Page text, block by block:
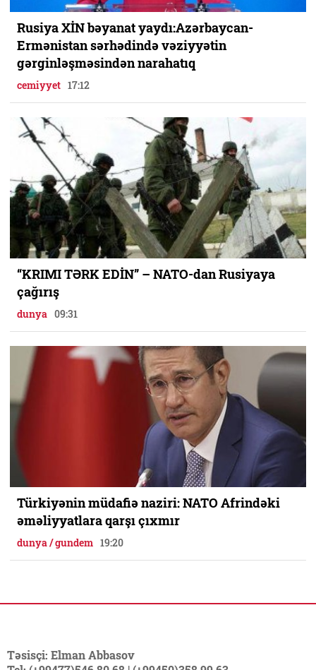
Rusiya XİN bəyanat yaydı:Azərbaycan-
Ermənistan sərhədində vəziyyətin
gərginləşməsindən narahatıq
cemiyyet 17:12
“KRIMI TƏRK EDİN” – NATO-dan Rusiyaya
çağırış
dunya 09:31
Türkiyənin müdafiə naziri: NATO Afrindəki
əməliyyatlara qarşı çıxmır
dunya / gundem 19:20
Təsisçi: Elman Abbasov